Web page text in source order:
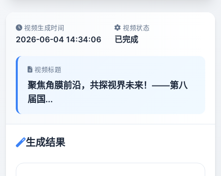
视频生成时间
2026-06-04 14:34:06
视频状态
已完成
视频标题
聚焦角膜前沿，共探视界未来！——第八
届国...
生成结果